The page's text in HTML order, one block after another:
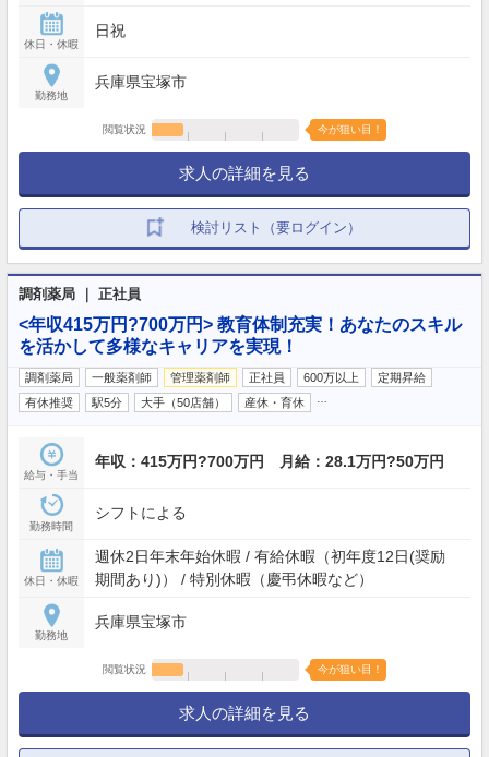
休日・休暇
日祝
勤務地
兵庫県宝塚市
閲覧状況 今が狙い目！
求人の詳細を見る
検討リスト（要ログイン）
調剤薬局 ｜ 正社員
<年収415万円?700万円> 教育体制充実！あなたのスキル
を活かして多様なキャリアを実現！
調剤薬局 一般薬剤師 管理薬剤師 正社員 600万以上
定期昇給
有休推奨
駅5分 大手（50店舗） 産休・育休
給与・手当
年収：415万円?700万円 月給：28.1万円?50万円
勤務時間
シフトによる
休日・休暇
週休2日年末年始休暇 / 有給休暇（初年度12日(奨励
期間あり)） / 特別休暇（慶弔休暇など）
勤務地
兵庫県宝塚市
閲覧状況 今が狙い目！
求人の詳細を見る